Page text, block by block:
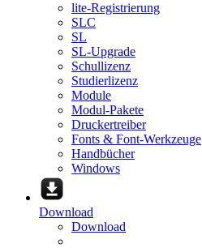
lite-Registrierung
SLC
SL
SL-Upgrade
Schullizenz
Studierlizenz
Module
Modul-Pakete
Druckertreiber
Fonts & Font-Werkzeuge
Handbücher
Windows
Download
Download